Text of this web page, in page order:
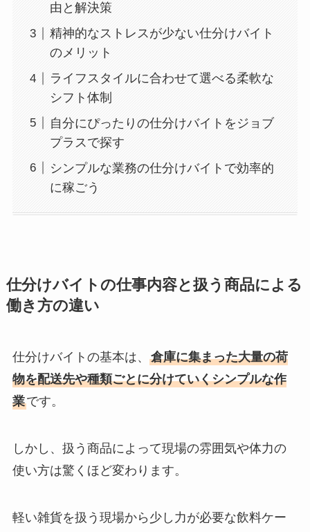
由と解決策
精神的なストレスが少ない仕分けバイト
のメリット
ライフスタイルに合わせて選べる柔軟な
シフト体制
自分にぴったりの仕分けバイトをジョブ
プラスで探す
シンプルな業務の仕分けバイトで効率的
に稼ごう
仕分けバイトの仕事内容と扱う商品による
働き方の違い
仕分けバイトの基本は、 倉庫に集まった大量の荷
物を配送先や種類ごとに分けていくシンプルな作
業です。
しかし、扱う商品によって現場の雰囲気や体力の
使い方は驚くほど変わります。
軽い雑貨を扱う現場から少し力が必要な飲料ケー